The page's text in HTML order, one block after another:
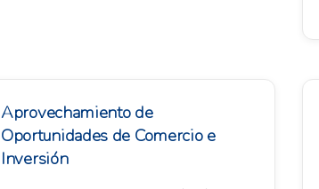
Aprovechamiento de
Oportunidades de Comercio e
Inversión